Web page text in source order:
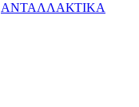
ΑΝΤΑΛΛΑΚΤΙΚΑ